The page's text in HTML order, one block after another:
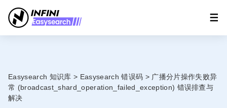
Easysearch 知识库 > Easysearch 错误码 > 广播分片操作失败异
常 (broadcast_shard_operation_failed_exception) 错误排查与
解决